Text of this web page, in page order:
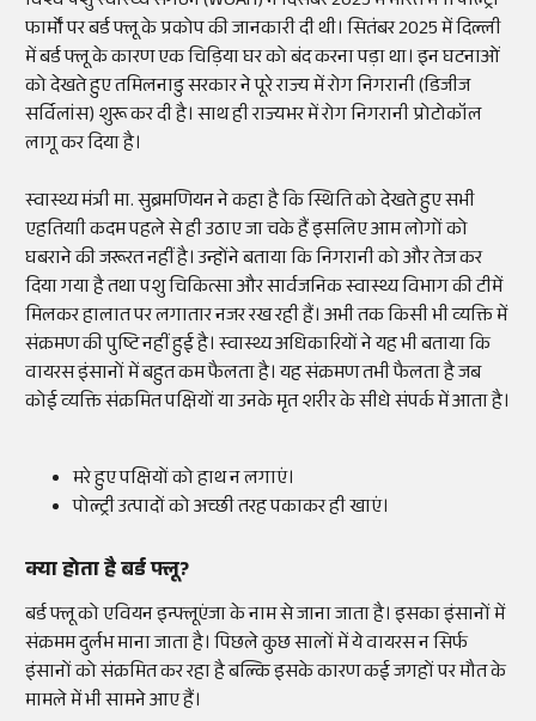
फार्मों पर बर्ड फ्लू के प्रकोप की जानकारी दी थी। सितंबर 2025 में दिल्ली
में बर्ड फ्लू के कारण एक चिड़िया घर को बंद करना पड़ा था। इन घटनाओं
को देखते हुए तमिलनाडु सरकार ने पूरे राज्य में रोग निगरानी (डिजीज
सर्विलांस) शुरू कर दी है। साथ ही राज्यभर में रोग निगरानी प्रोटोकॉल
लागू कर दिया है।
स्वास्थ्य मंत्री मा. सुब्रमणियन ने कहा है कि स्थिति को देखते हुए सभी
एहतियाी कदम पहले से ही उठाए जा चके हैं इसलिए आम लोगों को
घबराने की जरूरत नहीं है। उन्होंने बताया कि निगरानी को और तेज कर
दिया गया है तथा पशु चिकित्सा और सार्वजनिक स्वास्थ्य विभाग की टीमें
मिलकर हालात पर लगातार नजर रख रही हैं। अभी तक किसी भी व्यक्ति में
संक्रमण की पुष्टि नहीं हुई है। स्वास्थ्य अधिकारियों ने यह भी बताया कि
वायरस इंसानों में बहुत कम फैलता है। यह संक्रमण तभी फैलता है जब
कोई व्यक्ति संक्रमित पक्षियों या उनके मृत शरीर के सीधे संपर्क में आता है।
मरे हुए पक्षियों को हाथ न लगाएं।
पोल्ट्री उत्पादों को अच्छी तरह पकाकर ही खाएं।
क्या होता है बर्ड फ्लू?
बर्ड फ्लू को एवियन इन्फ्लूएंजा के नाम से जाना जाता है। इसका इंसानों में
संक्रमम दुर्लभ माना जाता है। पिछले कुछ सालों में ये वायरस न सिर्फ
इंसानों को संक्रमित कर रहा है बल्कि इसके कारण कई जगहों पर मौत के
मामले में भी सामने आए हैं।